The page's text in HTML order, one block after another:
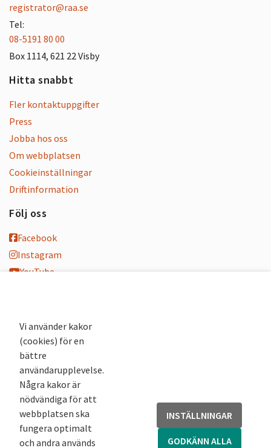
registrator@raa.se
Tel:
08-5191 80 00
Box 1114, 621 22 Visby
Hitta snabbt
Fler kontaktuppgifter
Press
Jobba hos oss
Om webbplatsen
Cookieinställningar
Driftinformation
Följ oss
Facebook
Instagram
YouTube
Nyhetsbrev
Andra webbplatser
Arkivsök
Fornsök
Fornreg
Bebyggelseregistret
Runor
Vi använder kakor
(cookies) för en
bättre
användarupplevelse.
Några kakor är
nödvändiga för att
webbplatsen ska
fungera optimalt
och andra används
INSTÄLLNINGAR
GODKÄNN ALLA